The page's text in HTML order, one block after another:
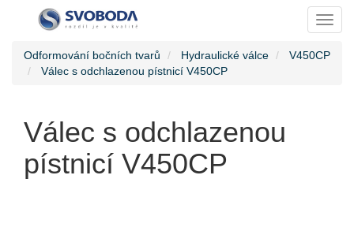
Odformování bočních tvarů Hydraulické válce
V450CP
Válec s odchlazenou pístnicí V450CP
Válec s odchlazenou
pístnicí V450CP